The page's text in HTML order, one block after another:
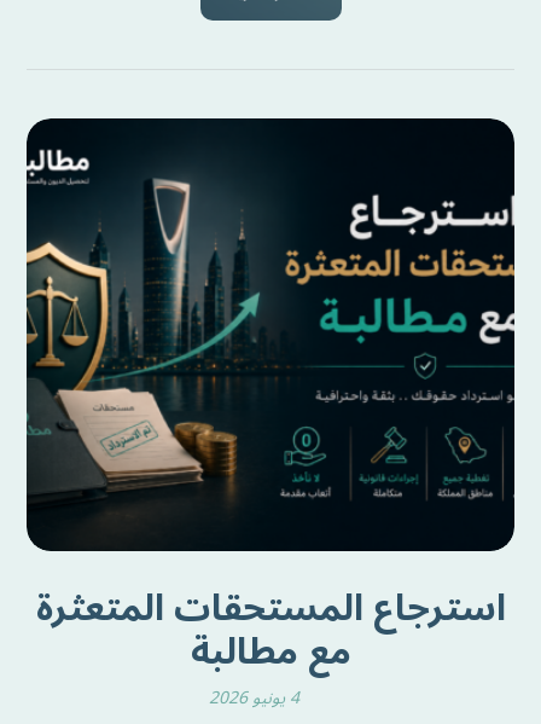
استرجاع المستحقات المتعثرة
مع مطالبة
4 يونيو 2026